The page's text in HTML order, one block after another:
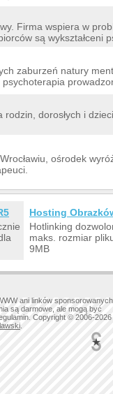
Firma wspiera w
są wykształceni
zaburzeń natury
dorosłych i
ośrodek
Hosting
Hotlinking
maks. rozmiar
9MB
ani linków sponsorowanych
są darmowe, ale mogą być
Copyright © 2006-2026